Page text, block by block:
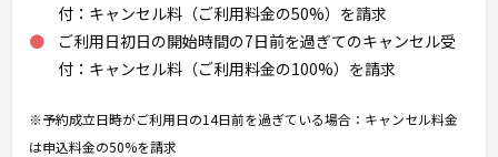
付：キャンセル料（ご利用料金の50%）を請求
ご利用日初日の開始時間の7日前を過ぎてのキャンセル受
付：キャンセル料（ご利用料金の100%）を請求
※予約成立日時がご利用日の14日前を過ぎている場合：キャンセル料金
は申込料金の50%を請求